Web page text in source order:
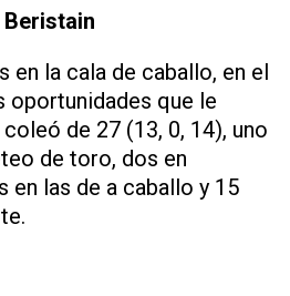
en la cala de caballo, en el
oportunidades que le
de 27 (13, 0, 14), uno
de toro, dos en
en las de a caballo y 15